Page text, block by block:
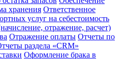
хранения Ответственное
услуг на себестоимость
отражение, расчет)
Отражение оплаты Отчеты по
раздела «CRM»
Оформление брака в